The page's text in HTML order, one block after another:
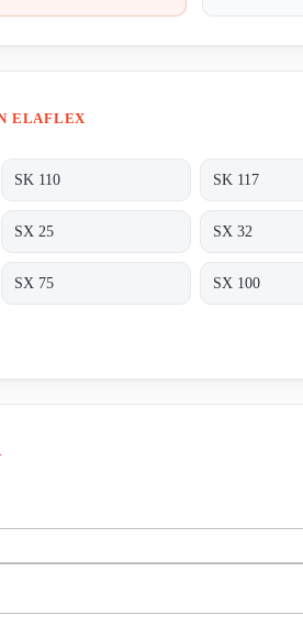
ELAFLEX
SK 110 SK 117
SX 25 SX 32
SX 75 SX 100